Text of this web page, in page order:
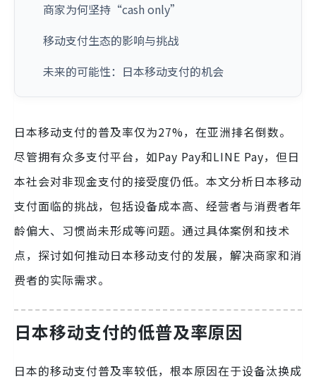
商家为何坚持“cash only”
移动支付生态的影响与挑战
未来的可能性：日本移动支付的机会
日本移动支付的普及率仅为27%，在亚洲排名倒数。
尽管拥有众多支付平台，如Pay Pay和LINE Pay，但日
本社会对非现金支付的接受度仍低。本文分析日本移动
支付面临的挑战，包括设备成本高、经营者与消费者年
龄偏大、习惯尚未形成等问题。通过具体案例和技术
点，探讨如何推动日本移动支付的发展，解决商家和消
费者的实际需求。
日本移动支付的低普及率原因
日本的移动支付普及率较低，根本原因在于设备汰换成